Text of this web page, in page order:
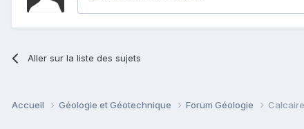
Aller sur la liste des sujets
Accueil Géologie et Géotechnique Forum Géologie Calcaire